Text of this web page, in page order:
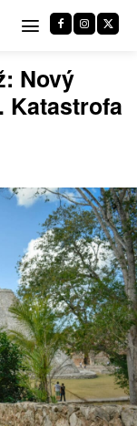
Nový
Katastrofa